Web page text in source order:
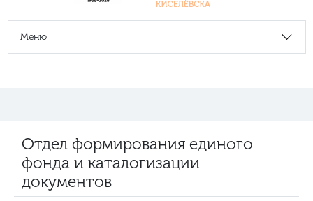
Меню
Отдел формирования единого
фонда и каталогизации
документов